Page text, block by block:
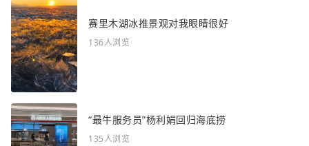
赛里木湖冰推景观对我眼睛很好
136人浏览
“最牛服务员”杨利娟回归海底捞
135人浏览